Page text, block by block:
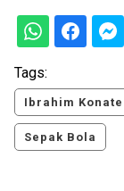
Tags:
Ibrahim Konate
Sepak Bola